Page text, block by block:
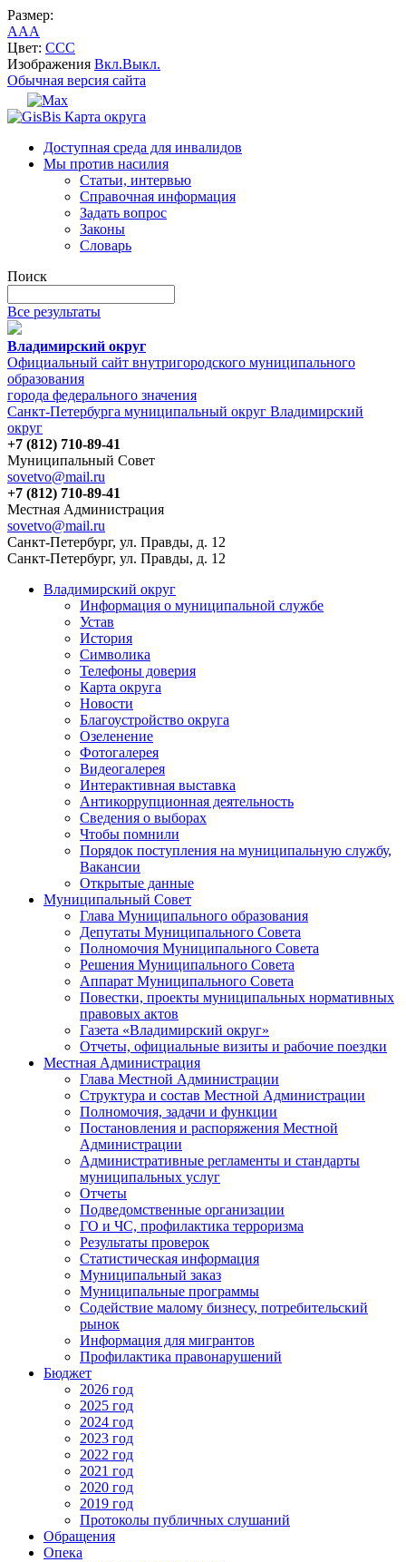
Размер:
AAA
Цвет: CCC
Изображения Вкл.Выкл.
Обычная версия сайта
Карта округа
Доступная среда для инвалидов
Мы против насилия
Статьи, интервью
Справочная информация
Задать вопрос
Законы
Словарь
Поиск
Все результаты
Владимирский округ
Официальный сайт внутригородского муниципального
образования
города федерального значения
Санкт-Петербурга муниципальный округ Владимирский
округ
+7 (812) 710-89-41
Муниципальный Совет
sovetvo@mail.ru
+7 (812) 710-89-41
Местная Администрация
sovetvo@mail.ru
Санкт-Петербург, ул. Правды, д. 12
Санкт-Петербург, ул. Правды, д. 12
Владимирский округ
Информация о муниципальной службе
Устав
История
Символика
Телефоны доверия
Карта округа
Новости
Благоустройство округа
Озеленение
Фотогалерея
Видеогалерея
Интерактивная выставка
Антикоррупционная деятельность
Сведения о выборах
Чтобы помнили
Порядок поступления на муниципальную службу,
Вакансии
Открытые данные
Муниципальный Совет
Глава Муниципального образования
Депутаты Муниципального Совета
Полномочия Муниципального Совета
Решения Муниципального Совета
Аппарат Муниципального Совета
Повестки, проекты муниципальных нормативных
правовых актов
Газета «Владимирский округ»
Отчеты, официальные визиты и рабочие поездки
Местная Администрация
Глава Местной Администрации
Структура и состав Местной Администрации
Полномочия, задачи и функции
Постановления и распоряжения Местной
Администрации
Административные регламенты и стандарты
муниципальных услуг
Отчеты
Подведомственные организации
ГО и ЧС, профилактика терроризма
Результаты проверок
Статистическая информация
Муниципальный заказ
Муниципальные программы
Содействие малому бизнесу, потребительский
рынок
Информация для мигрантов
Профилактика правонарушений
Бюджет
2026 год
2025 год
2024 год
2023 год
2022 год
2021 год
2020 год
2019 год
Протоколы публичных слушаний
Обращения
Опека